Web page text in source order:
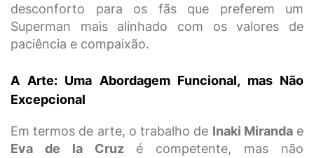
desconforto para os fãs que preferem um
Superman mais alinhado com os valores de
paciência e compaixão.
A Arte: Uma Abordagem Funcional, mas Não
Excepcional
Em termos de arte, o trabalho de Inaki Mirandae
Eva de la Cruzé competente, mas não